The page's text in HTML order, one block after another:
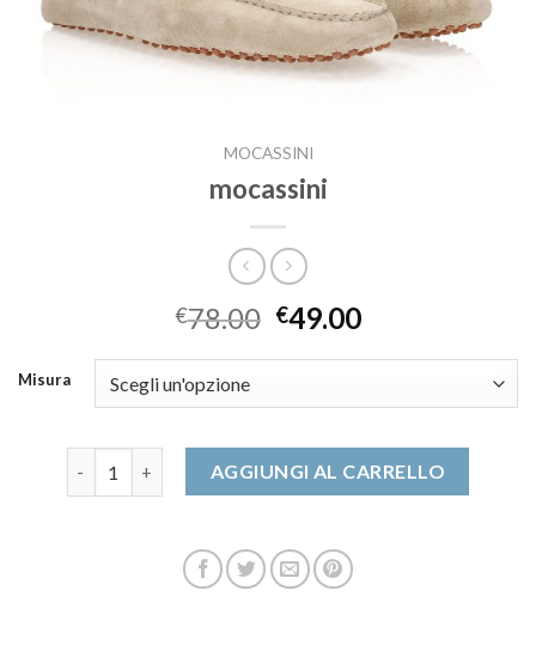
MOCASSINI
mocassini
€78.00 €49.00
Misura
mocassini quantitàAGGIUNGI AL CARRELLO